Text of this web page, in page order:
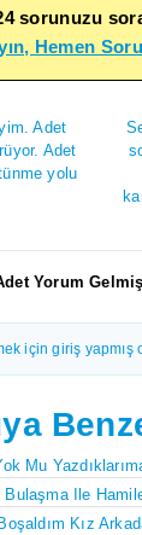
sorunuzu
Hemen
Adet
Adet
yolu
Yorum Gelmiş
için giriş yapmış
Mu
Ile
Kız